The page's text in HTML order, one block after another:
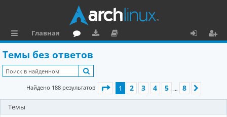
ы
л
и
Главная
ру
м
ру
зк
е
Темы без ответов
Найдено 188 результатов Страница из8
1 2 3 4 5 … 8
Темы